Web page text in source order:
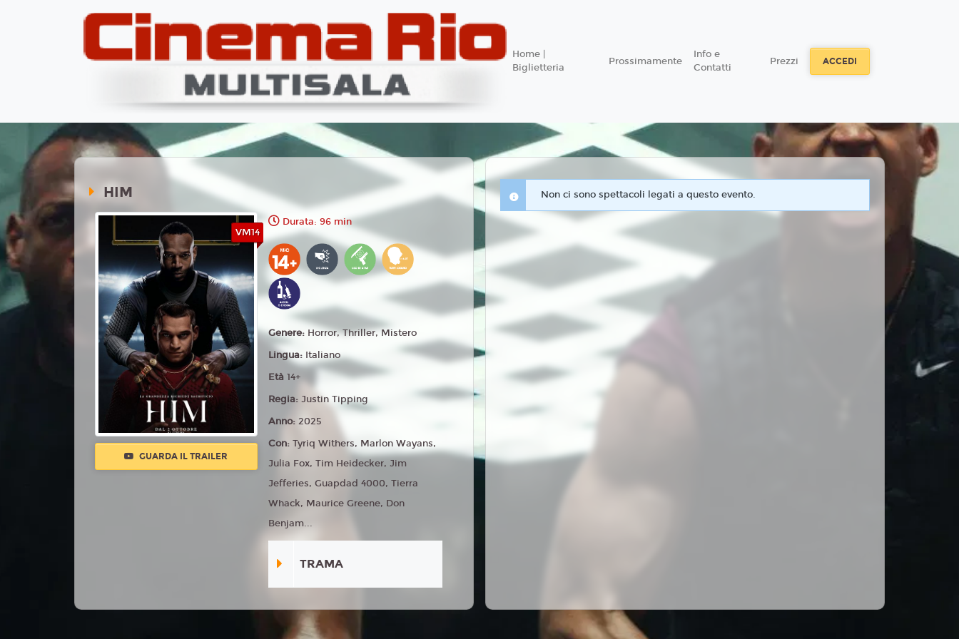
Home |
Biglietteria
Prossimamente
Info e
Contatti
Prezzi ACCEDI
HIM
VM14
GUARDA IL TRAILER
Durata: 96 min
Genere: Horror, Thriller, Mistero
Lingua: Italiano
Età14+
Regia:Justin Tipping
Anno:2025
Con:Tyriq Withers, Marlon Wayans,
Julia Fox, Tim Heidecker, Jim
Jefferies, Guapdad 4000, Tierra
Whack, Maurice Greene, Don
Benjam...
TRAMA
Non ci sono spettacoli legati a questo evento.